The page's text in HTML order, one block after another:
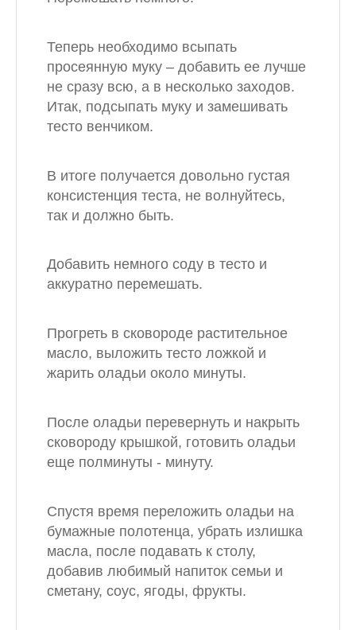
Теперь необходимо всыпать
просеянную муку – добавить ее лучше
не сразу всю, а в несколько заходов.
Итак, подсыпать муку и замешивать
тесто венчиком.
В итоге получается довольно густая
консистенция теста, не волнуйтесь,
так и должно быть.
Добавить немного соду в тесто и
аккуратно перемешать.
Прогреть в сковороде растительное
масло, выложить тесто ложкой и
жарить оладьи около минуты.
После оладьи перевернуть и накрыть
сковороду крышкой, готовить оладьи
еще полминуты - минуту.
Спустя время переложить оладьи на
бумажные полотенца, убрать излишка
масла, после подавать к столу,
добавив любимый напиток семьи и
сметану, соус, ягоды, фрукты.